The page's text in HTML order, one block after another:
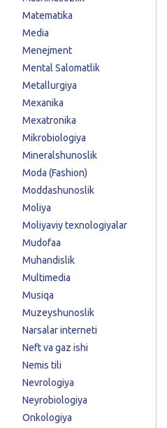
Matematika
Media
Menejment
Mental Salomatlik
Metallurgiya
Mexanika
Mexatronika
Mikrobiologiya
Mineralshunoslik
Moda (Fashion)
Moddashunoslik
Moliya
Moliyaviy texnologiyalar
Mudofaa
Muhandislik
Multimedia
Musiqa
Muzeyshunoslik
Narsalar interneti
Neft va gaz ishi
Nemis tili
Nevrologiya
Neyrobiologiya
Onkologiya